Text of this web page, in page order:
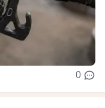
0